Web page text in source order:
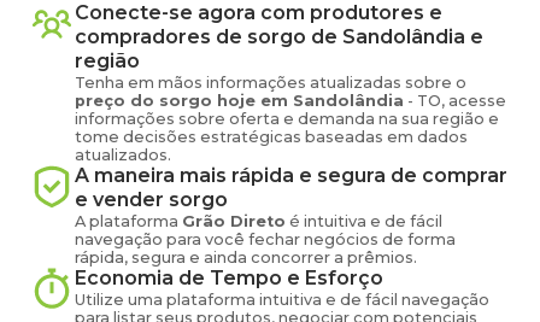
Conecte-se agora com produtores e
compradores de sorgo de Sandolândia e
região
Tenha em mãos informações atualizadas sobre o
preço do sorgo hoje em Sandolândia - TO, acesse
informações sobre oferta e demanda na sua região e
tome decisões estratégicas baseadas em dados
atualizados.
A maneira mais rápida e segura de comprar
e vender sorgo
A plataforma Grão Direto é intuitiva e de fácil
navegação para você fechar negócios de forma
rápida, segura e ainda concorrer a prêmios.
Economia de Tempo e Esforço
Utilize uma plataforma intuitiva e de fácil navegação
para listar seus produtos, negociar com potenciais